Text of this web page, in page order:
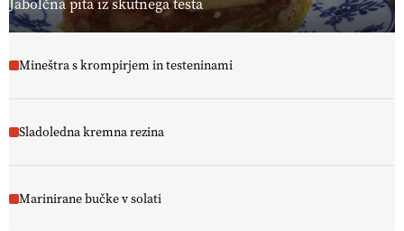
Jabolčna pita iz skutnega testa
Mineštra s krompirjem in testeninami
Sladoledna kremna rezina
Marinirane bučke v solati